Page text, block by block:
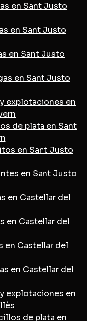
en Sant Justo
en Sant Justo
en Sant Justo
en Sant Justo
explotaciones en
de plata en Sant
en Sant Justo
en Sant Justo
en Castellar del
en Castellar del
en Castellar del
en Castellar del
explotaciones en
de plata en